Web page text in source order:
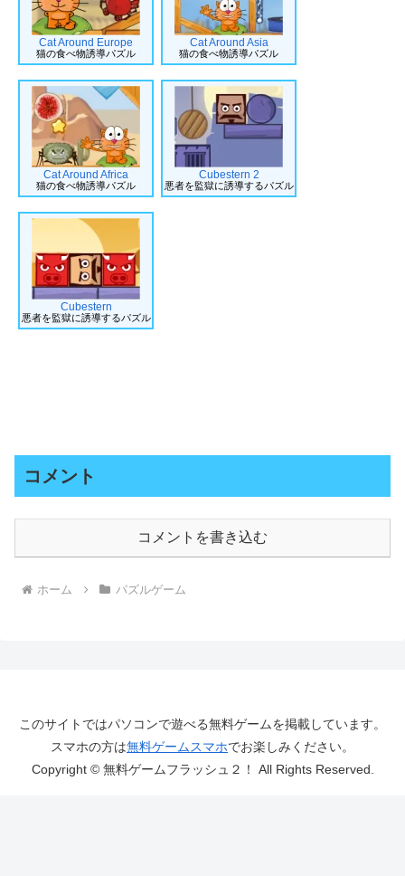
Cat Around Europe
猫の食べ物誘導パズル
Cat Around Asia
猫の食べ物誘導パズル
Cat Around Africa
猫の食べ物誘導パズル
Cubestern 2
悪者を監獄に誘導するパズル
Cubestern
悪者を監獄に誘導するパズル
コメント
コメントを書き込む
ホーム パズルゲーム
このサイトではパソコンで遊べる無料ゲームを掲載しています。
スマホの方は無料ゲームスマホでお楽しみください。
Copyright © 無料ゲームフラッシュ２！ All Rights Reserved.